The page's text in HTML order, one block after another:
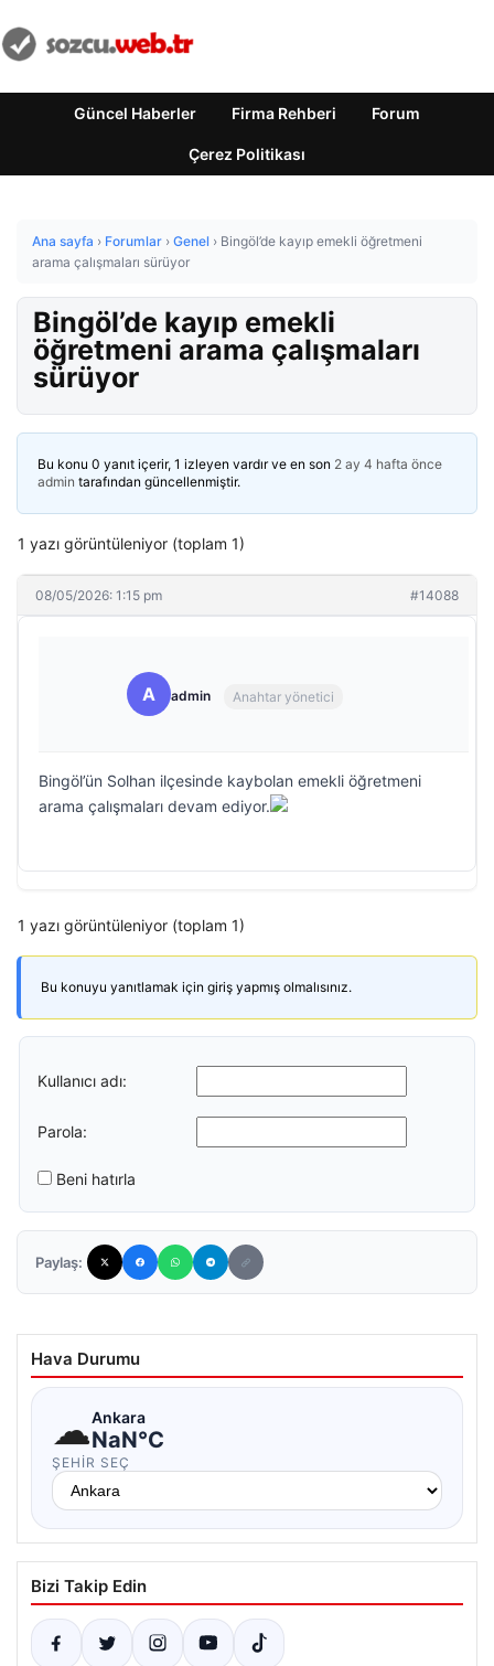
Güncel Haberler Firma Rehberi Forum
Çerez Politikası
Ana sayfa › Forumlar › Genel › Bingöl’de kayıp emekli öğretmeni
arama çalışmaları sürüyor
Bingöl’de kayıp emekli
öğretmeni arama çalışmaları
sürüyor
Bu konu 0 yanıt içerir, 1 izleyen vardır ve en son 2 ay 4 hafta önce
admin tarafından güncellenmiştir.
1 yazı görüntüleniyor (toplam 1)
08/05/2026: 1:15 pm #14088
A admin Anahtar yönetici
Bingöl’ün Solhan ilçesinde kaybolan emekli öğretmeni
arama çalışmaları devam ediyor.
1 yazı görüntüleniyor (toplam 1)
Bu konuyu yanıtlamak için giriş yapmış olmalısınız.
Kullanıcı adı:
Parola:
Beni hatırla
Paylaş:
Hava Durumu
☁Ankara
NaN°C
ŞEHIR SEÇ
Bizi Takip Edin